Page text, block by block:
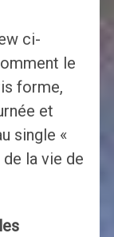
ci-
le
forme,
et
single «
la vie de